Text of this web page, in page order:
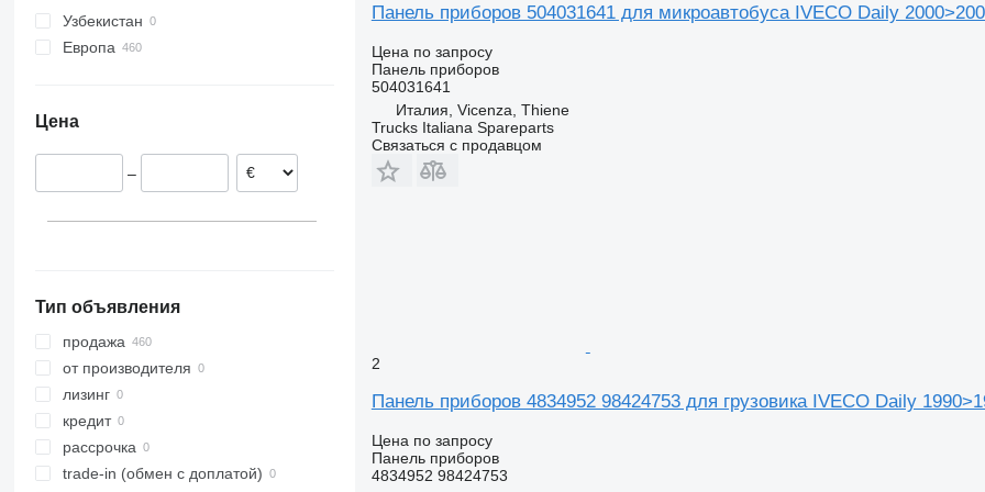
O-series
S-Class
Vario
Midlum
Premium
FH
FL
VNL
Узбекистан
Европа
Румыния
Эстония
Цена
–
Тип объявления
продажа
от производителя
лизинг
кредит
рассрочка
trade-in (обмен с доплатой)
Панель приборов 504031641 для микроавтобуса IVECO Daily
Цена по запросу
Панель приборов
504031641
Италия, Vicenza, Thiene
Trucks Italiana Spareparts
Связаться с продавцом
2
Панель приборов 4834952 98424753 для грузовика IVECO Daily
Цена по запросу
Панель приборов
4834952 98424753